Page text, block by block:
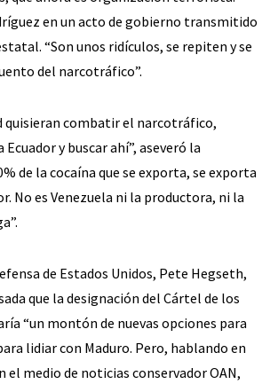
en un acto de gobierno transmitido
“Son unos ridículos, se repiten y se
del narcotráfico”.
quisieran combatir el narcotráfico,
y buscar ahí”, aseveró la
de la cocaína que se exporta, se exporta
No es Venezuela ni la productora, ni la
de Estados Unidos, Pete Hegseth,
que la designación del Cártel de los
“un montón de nuevas opciones para
lidiar con Maduro. Pero, hablando en
el medio de noticias conservador OAN,